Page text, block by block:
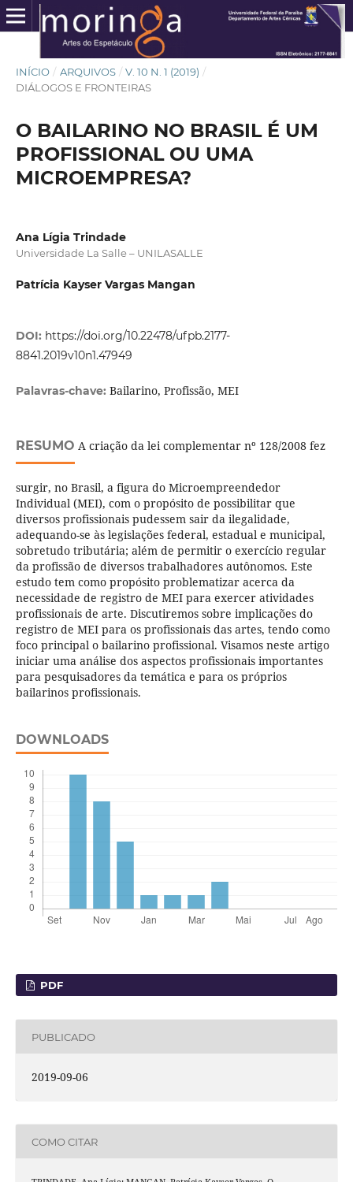
INÍCIO / ARQUIVOS / V. 10 N. 1 (2019) /
DIÁLOGOS E FRONTEIRAS
O BAILARINO NO BRASIL É UM
PROFISSIONAL OU UMA
MICROEMPRESA?
Ana Lígia Trindade
Universidade La Salle – UNILASALLE
Patrícia Kayser Vargas Mangan
DOI: https://doi.org/10.22478/ufpb.2177-
8841.2019v10n1.47949
Palavras-chave: Bailarino, Profissão, MEI
RESUMO A criação da lei complementar nº 128/2008 fez
surgir, no Brasil, a figura do Microempreendedor
Individual (MEI), com o propósito de possibilitar que
diversos profissionais pudessem sair da ilegalidade,
adequando-se às legislações federal, estadual e municipal,
sobretudo tributária; além de permitir o exercício regular
da profissão de diversos trabalhadores autônomos. Este
estudo tem como propósito problematizar acerca da
necessidade de registro de MEI para exercer atividades
profissionais de arte. Discutiremos sobre implicações do
registro de MEI para os profissionais das artes, tendo como
foco principal o bailarino profissional. Visamos neste artigo
iniciar uma análise dos aspectos profissionais importantes
para pesquisadores da temática e para os próprios
bailarinos profissionais.
DOWNLOADS
PDF
PUBLICADO
2019-09-06
COMO CITAR